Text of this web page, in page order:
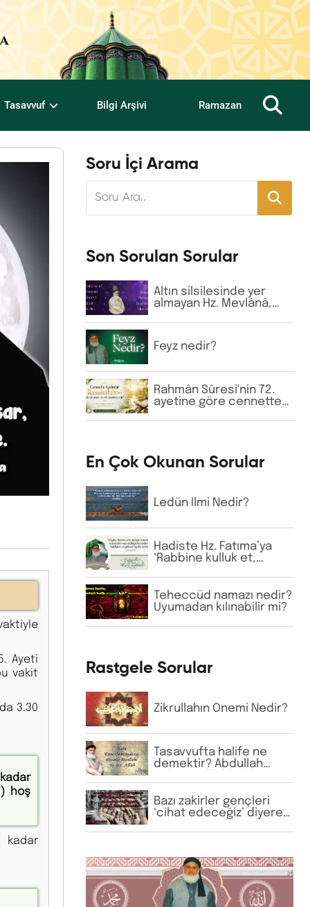
Tasavvuf Bilgi Arşivi Ramazan
Ayeti
vakit
3.30
hoş
kadar
Soru İçi Arama
Son Sorulan Sorular
Altın silsilesinde yer
almayan Hz. Mevlânâ,
büyük zatların isimlerine
günlük virdde neden
okunmaktadır?
Feyz nedir?
Rahmân Sûresi'nin 72.
ayetine göre cennette
En Çok Okunan Sorular
Ledün İlmi Nedir?
Hadiste Hz. Fatıma’ya
‘Rabbine kulluk et,
Günümüzde bazı
tarikatlarda dervişler
şeyhlerini her şartta
şefaatçi kabul
Teheccüd namazı nedir?
Uyumadan kılınabilir mi?
Rastgele Sorular
Zikrullahın Önemi Nedir?
Tasavvufta halife ne
demektir? Abdullah
iddiaları hakkında ne
dersiniz?
Bazı zakirler gençleri
‘cihat edeceğiz’ diyerek
mıdır?